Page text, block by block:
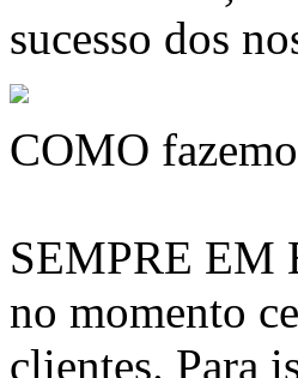
sucesso dos
COMO
SEMPRE EM
no momento
clientes. Para